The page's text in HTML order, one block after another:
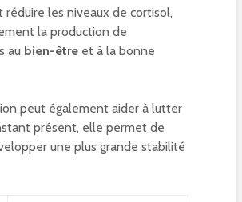
les niveaux de cortisol,
la production de
au bien-être et à la bonne
peut également aider à lutter
présent, elle permet de
une plus grande stabilité